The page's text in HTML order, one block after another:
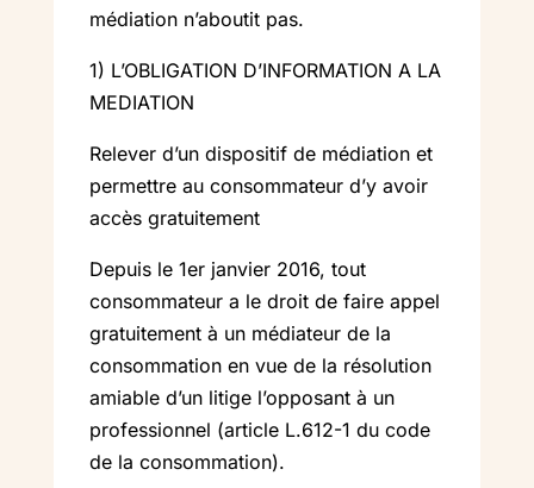
médiation n’aboutit pas.
1) L’OBLIGATION D’INFORMATION A LA
MEDIATION
Relever d’un dispositif de médiation et
permettre au consommateur d’y avoir
accès gratuitement
Depuis le 1er janvier 2016, tout
consommateur a le droit de faire appel
gratuitement à un médiateur de la
consommation en vue de la résolution
amiable d’un litige l’opposant à un
professionnel (article L.612-1 du code
de la consommation).